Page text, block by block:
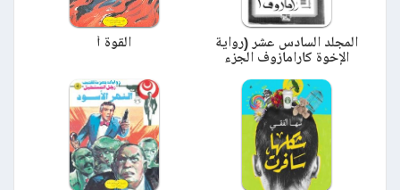
المجلد السادس عشر (رواية
الإخوة كارامازوف الجزء
القوة أ